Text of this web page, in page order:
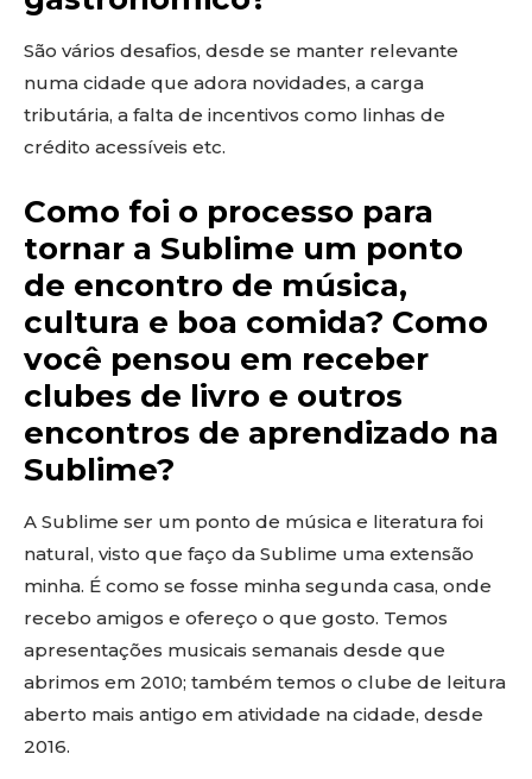
São vários desafios, desde se manter relevante
numa cidade que adora novidades, a carga
tributária, a falta de incentivos como linhas de
crédito acessíveis etc.
Como foi o processo para
tornar a Sublime um ponto
de encontro de música,
cultura e boa comida? Como
você pensou em receber
clubes de livro e outros
encontros de aprendizado na
Sublime?
A Sublime ser um ponto de música e literatura foi
natural, visto que faço da Sublime uma extensão
minha. É como se fosse minha segunda casa, onde
recebo amigos e ofereço o que gosto. Temos
apresentações musicais semanais desde que
abrimos em 2010; também temos o clube de leitura
aberto mais antigo em atividade na cidade, desde
2016.